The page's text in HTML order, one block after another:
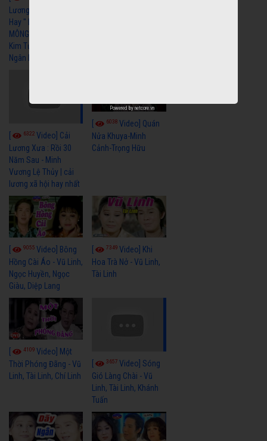
Lương Xã Hội Siêu
Hay " BỂ HẬN MÊNH
MÔNG " Cải Lương
Kim Tử Long, Thanh
Ngân Hay Nhất
6322 Video] Cải
Lương Xưa : Rồi 30
Năm Sau - Minh
Vương Lệ Thủy | cải
lương xã hội hay nhất
6038Video] Quán
Nửa Khuya-Minh
Cảnh-Trọng Hữu
9055 Video] Bông
Hồng Cài Áo - Vũ Linh,
Ngọc Huyền, Ngọc
Giàu, Diệp Lang
7349Video] Khi
Hoa Trà Nở - Vũ Linh,
Tài Linh
4109 Video] Một
Thời Phóng Đãng - Vũ
Linh, Tài Linh, Chí Linh
3657Video] Sóng
Gió Làng Chài - Vũ
Linh, Tài Linh, Khánh
Tuấn
Powered by netcore.vn